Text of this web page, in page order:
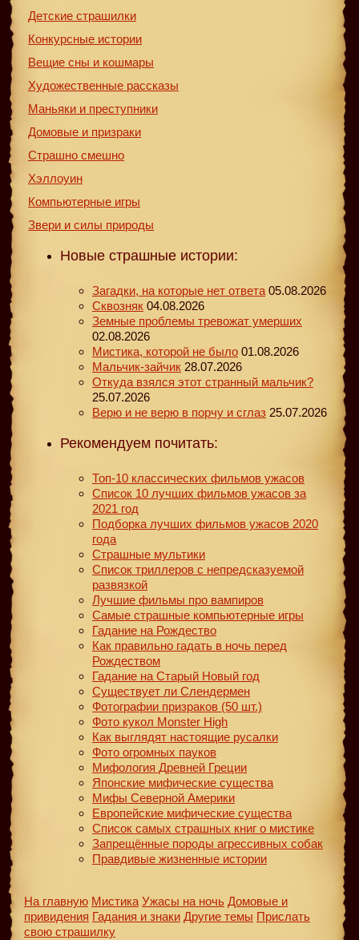
Детские страшилки
Конкурсные истории
Вещие сны и кошмары
Художественные рассказы
Маньяки и преступники
Домовые и призраки
Страшно смешно
Хэллоуин
Компьютерные игры
Звери и силы природы
Новые страшные истории:
Загадки, на которые нет ответа 05.08.2026
Сквозняк 04.08.2026
Земные проблемы тревожат умерших
02.08.2026
Мистика, которой не было 01.08.2026
Мальчик-зайчик 28.07.2026
Откуда взялся этот странный мальчик?
25.07.2026
Верю и не верю в порчу и сглаз 25.07.2026
Рекомендуем почитать:
Топ-10 классических фильмов ужасов
Список 10 лучших фильмов ужасов за
2021 год
Подборка лучших фильмов ужасов 2020
года
Страшные мультики
Список триллеров с непредсказуемой
развязкой
Лучшие фильмы про вампиров
Самые страшные компьютерные игры
Гадание на Рождество
Как правильно гадать в ночь перед
Рождеством
Гадание на Старый Новый год
Существует ли Слендермен
Фотографии призраков (50 шт.)
Фото кукол Monster High
Как выглядят настоящие русалки
Фото огромных пауков
Мифология Древней Греции
Японские мифические существа
Мифы Северной Америки
Европейские мифические существа
Список самых страшных книг о мистике
Запрещённые породы агрессивных собак
Правдивые жизненные истории
На главную Мистика Ужасы на ночь Домовые и
привидения Гадания и знаки Другие темы Прислать
свою страшилку